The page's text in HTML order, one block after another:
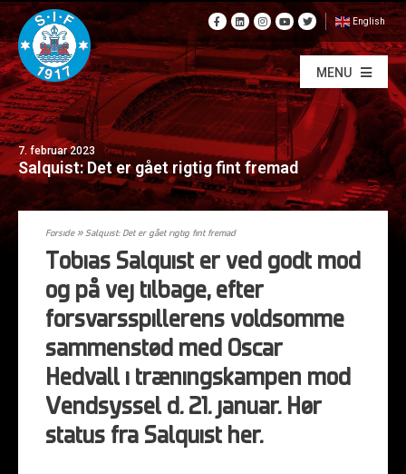
English
MENU
7. februar 2023
Salquist: Det er gået rigtig fint fremad
Forside»Salquist: Det er gået rigtig fint fremad
Tobias Salquist er ved godt mod
og på vej tilbage, efter
forsvarsspillerens voldsomme
sammenstød med Oscar
Hedvall i træningskampen mod
Vendsyssel d. 21. januar. Hør
status fra Salquist her.